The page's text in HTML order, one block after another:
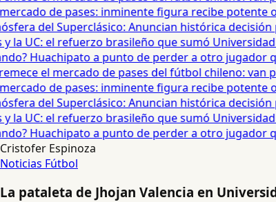
de pases: inminente figura recibe potente
del Superclásico: Anuncian histórica decisión
UC: el refuerzo brasileño que sumó Universidad
Huachipato a punto de perder a otro jugador
el mercado de pases del fútbol chileno: van
de pases: inminente figura recibe potente
del Superclásico: Anuncian histórica decisión
UC: el refuerzo brasileño que sumó Universidad
Huachipato a punto de perder a otro jugador
Cristofer Espinoza
Noticias Fútbol
La pataleta de Jhojan Valencia en